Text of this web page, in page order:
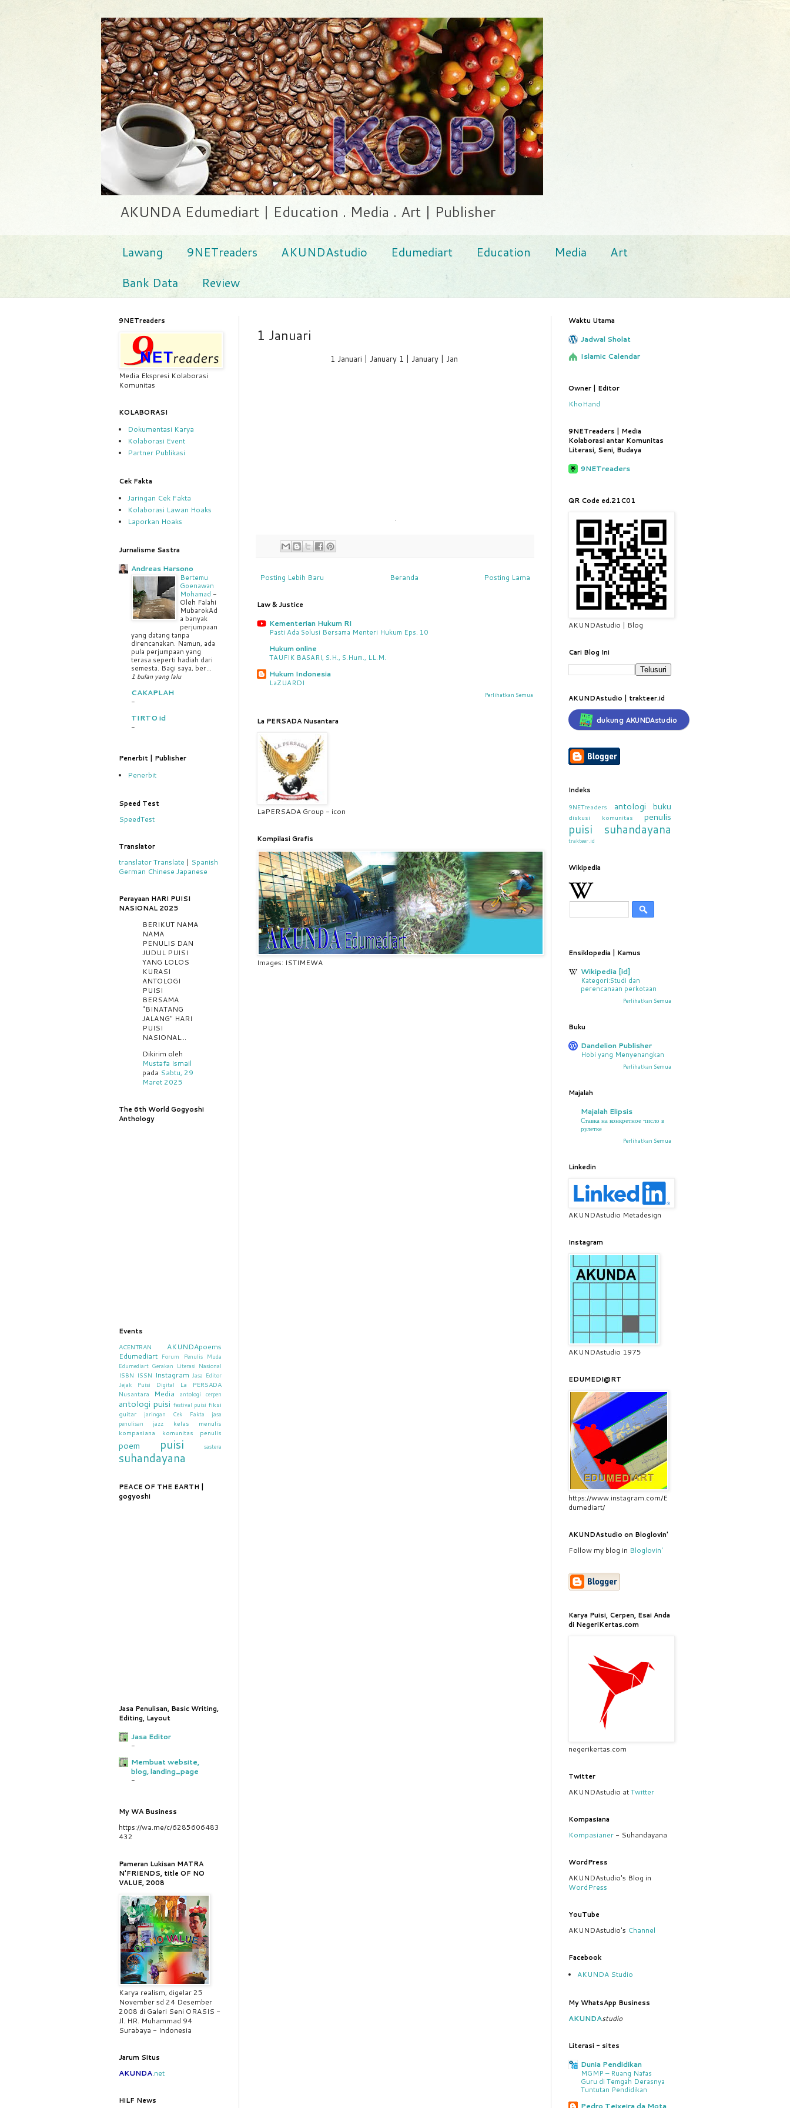
AKUNDA Edumediart | Education . Media . Art | Publisher
Lawang 9NETreaders AKUNDAstudio Edumediart Education Media
Art
Bank Data
Review
1 Januari
1 Januari | January 1 | January | Jan
.
Posting Lebih Baru Posting Lama
Beranda
Law & Justice
Kementerian Hukum RI
Pasti Ada Solusi Bersama Menteri Hukum Eps. 10
Hukum online
TAUFIK BASARI, S.H., S.Hum., LL.M.
Hukum Indonesia
LaZUARDI
Perlihatkan Semua
La PERSADA Nusantara
LaPERSADA Group - icon
Kompilasi Grafis
Images: ISTIMEWA
9NETreaders
Media Ekspresi Kolaborasi
Komunitas
KOLABORASI
Dokumentasi Karya
Kolaborasi Event
Partner Publikasi
Cek Fakta
Jaringan Cek Fakta
Kolaborasi Lawan Hoaks
Laporkan Hoaks
Jurnalisme Sastra
Andreas Harsono
Bertemu
Goenawan
Mohamad -
Oleh Falahi
MubarokAd
a banyak
perjumpaan
yang datang tanpa
direncanakan. Namun, ada
pula perjumpaan yang
terasa seperti hadiah dari
semesta. Bagi saya, ber...
1 bulan yang lalu
CAKAPLAH
-
TIRTO id
-
Penerbit | Publisher
Penerbit
Speed Test
SpeedTest
Translator
translatorTranslate | Spanish
German Chinese Japanese
Perayaan HARI PUISI
NASIONAL 2025
BERIKUT NAMA
NAMA
PENULIS DAN
JUDUL PUISI
YANG LOLOS
KURASI
ANTOLOGI
PUISI
BERSAMA
"BINATANG
JALANG" HARI
PUISI
NASIONAL...
Dikirim oleh
Mustafa Ismail
pada Sabtu, 29
Maret 2025
The 6th World Gogyoshi
Anthology
Events
ACENTRAN
AKUNDApoems
Edumediart Forum Penulis Muda
Edumediart Gerakan Literasi Nasional
ISBN ISSN Instagram Jasa Editor
Jejak Puisi Digital
La PERSADA
Nusantara
Media antologi cerpen
antologi puisi festival puisi fiksi
guitar
jaringan Cek Fakta
jasa
penulisan
jazz
kelas menulis
kompasiana
komunitas penulis
poem puisi sastera
suhandayana
PEACE OF THE EARTH |
gogyoshi
Jasa Penulisan, Basic Writing,
Editing, Layout
Jasa Editor
-
Membuat website,
blog, landing_page
-
My WA Business
https://wa.me/c/6285606483
432
Pameran Lukisan MATRA
N'FRIENDS, title OF NO
VALUE, 2008
Karya realism, digelar 25
November sd 24 Desember
2008 di Galeri Seni ORASIS -
Jl. HR. Muhammad 94
Surabaya - Indonesia
Jarum Situs
AKUNDA.net
HiLF News
Waktu Utama
Jadwal Sholat
Islamic Calendar
Owner | Editor
KhoHand
9NETreaders | Media
Kolaborasi antar Komunitas
Literasi, Seni, Budaya
9NETreaders
QR Code ed.21C01
AKUNDAstudio | Blog
Cari Blog Ini
AKUNDAstudio | trakteer.id
dukung AKUNDAstudio
Indeks
9NETreaders antologi buku
diskusi komunitas penulis
puisi suhandayana
trakteer.id
Wikipedia
Ensiklopedia | Kamus
Wikipedia [id]
Kategori:Studi dan
perencanaan perkotaan
Perlihatkan Semua
Buku
Dandelion Publisher
Hobi yang Menyenangkan
Perlihatkan Semua
Majalah
Majalah Elipsis
Ставка на конкретное число в
рулетке
Perlihatkan Semua
Linkedin
AKUNDAstudio Metadesign
Instagram
AKUNDAstudio 1975
EDUMEDI@RT
https://www.instagram.com/E
dumediart/
AKUNDAstudio on Bloglovin'
Follow my blog in Bloglovin'
Karya Puisi, Cerpen, Esai Anda
di NegeriKertas.com
negerikertas.com
Twitter
AKUNDAstudio atTwitter
Kompasiana
Kompasianer - Suhandayana
WordPress
AKUNDAstudio's Blog in
WordPress
YouTube
AKUNDAstudio's Channel
Facebook
AKUNDA Studio
My WhatsApp Business
AKUNDAstudio
Literasi - sites
Dunia Pendidikan
MGMP – Ruang Nafas
Guru di Temgah Derasnya
Tuntutan Pendidikan
Pedro Teixeira da Mota